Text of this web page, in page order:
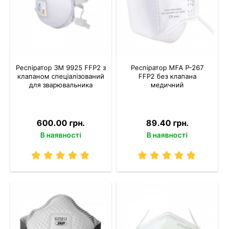
Респіратор 3M 9925 FFP2 з
клапаном спеціалізований
для зварювальника
600.00 грн.
В наявності
Респіратор MFA P-267
FFP2 без клапана
медичний
89.40 грн.
В наявності